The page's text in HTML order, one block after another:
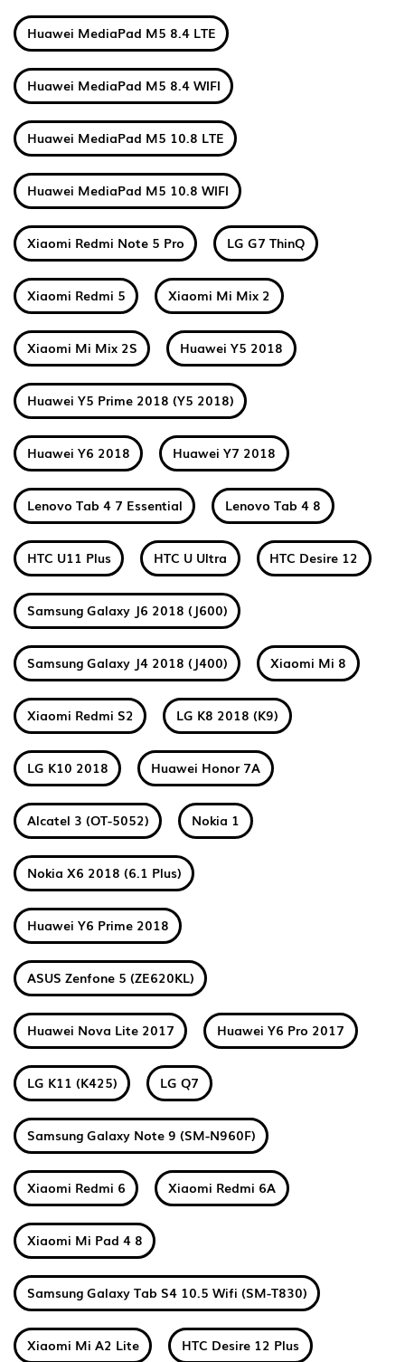
Huawei MediaPad M5 8.4 LTE
Huawei MediaPad M5 8.4 WIFI
Huawei MediaPad M5 10.8 LTE
Huawei MediaPad M5 10.8 WIFI
Xiaomi Redmi Note 5 Pro LG G7 ThinQ
Xiaomi Redmi 5 Xiaomi Mi Mix 2
Xiaomi Mi Mix 2S Huawei Y5 2018
Huawei Y5 Prime 2018 (Y5 2018)
Huawei Y6 2018 Huawei Y7 2018
Lenovo Tab 4 7 Essential Lenovo Tab 4 8
HTC U11 Plus HTC U Ultra HTC Desire 12
Samsung Galaxy J6 2018 (J600)
Samsung Galaxy J4 2018 (J400) Xiaomi Mi 8
Xiaomi Redmi S2 LG K8 2018 (K9)
LG K10 2018 Huawei Honor 7A
Alcatel 3 (OT-5052) Nokia 1
Nokia X6 2018 (6.1 Plus)
Huawei Y6 Prime 2018
ASUS Zenfone 5 (ZE620KL)
Huawei Nova Lite 2017 Huawei Y6 Pro 2017
LG K11 (K425) LG Q7
Samsung Galaxy Note 9 (SM-N960F)
Xiaomi Redmi 6 Xiaomi Redmi 6A
Xiaomi Mi Pad 4 8
Samsung Galaxy Tab S4 10.5 Wifi (SM-T830)
Xiaomi Mi A2 Lite HTC Desire 12 Plus